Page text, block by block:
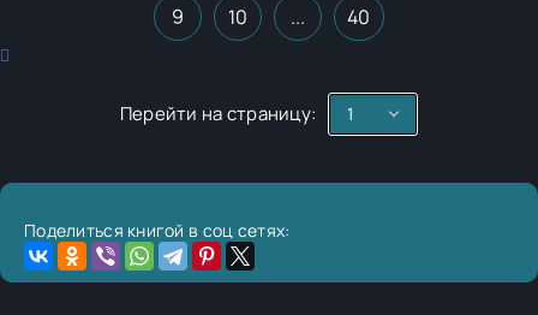
9 10 ... 40
Перейти на страницу:
Поделиться книгой в соц сетях: